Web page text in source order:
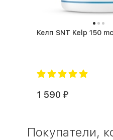
1 590 ₽
Покупатели,